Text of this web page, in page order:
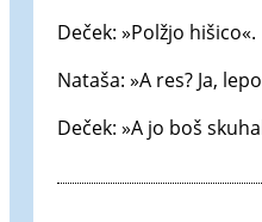
Deček: »Polžjo hišico«.
Nataša: »A res? Ja,
Deček: »A jo boš